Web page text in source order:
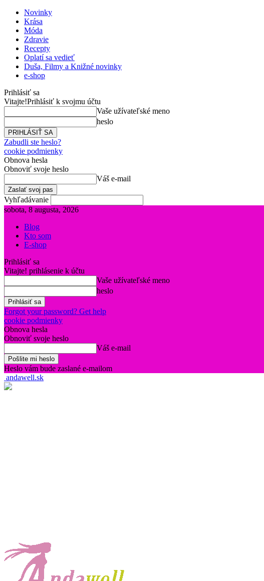
Novinky
Krása
Móda
Zdravie
Recepty
Oplatí sa vedieť
Duša, Filmy a Knižné novinky
e-shop
Prihlásiť sa
Vitajte!Prihlásiť k svojmu účtu
Vaše užívateľské meno
heslo
Zabudli ste heslo?
cookie podmienky
Obnova hesla
Obnoviť svoje heslo
Váš e-mail
Vyhľadávanie
sobota, 8 augusta, 2026
Blog
Kto som
E-shop
Prihlásiť sa
Vitajte! prihlásenie k účtu
Vaše užívateľské meno
heslo
Forgot your password? Get help
cookie podmienky
Obnova hesla
Obnoviť svoje heslo
Váš e-mail
Heslo vám bude zaslané e-mailom
andawell.sk